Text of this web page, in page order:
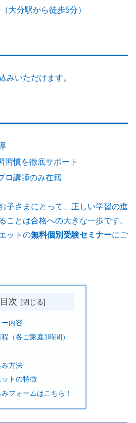
大分駅から徒歩5分）
みいただけます。
習慣を徹底サポート
ロ講師のみ在籍
子さまにとって、正しい学習の進
ことは合格への大きな一歩です。
ットの無料個別受験セミナーにご
目次
内容
（各ご家庭1時間）
み方法
ットの特徴
フォームはこちら！